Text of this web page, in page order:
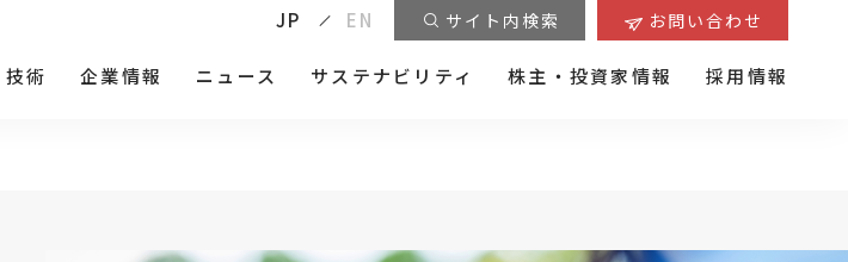
JP EN サイト内検索 お問い合わせ
術 企業情報 ニュース サステナビリティ 株主・投資家情報 採用情報